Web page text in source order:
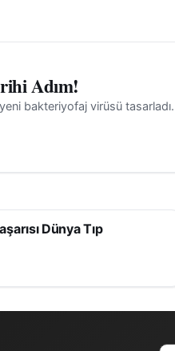
Adım!
bakteriyofaj virüsü
Dünya Tıp